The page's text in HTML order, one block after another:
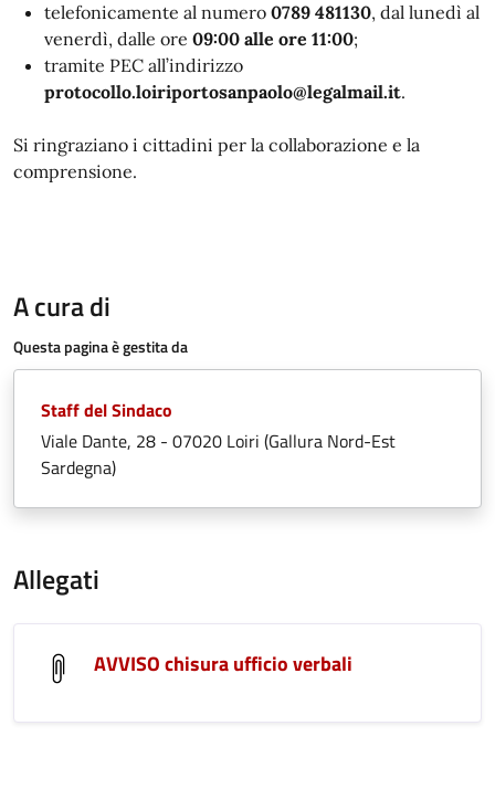
telefonicamente al numero 0789 481130, dal lunedì al
venerdì, dalle ore 09:00 alle ore 11:00;
tramite PEC all’indirizzo
protocollo.loiriportosanpaolo@legalmail.it.
Si ringraziano i cittadini per la collaborazione e la
comprensione.
A cura di
Questa pagina è gestita da
Staff del Sindaco
Viale Dante, 28 - 07020 Loiri (Gallura Nord-Est
Sardegna)
Allegati
AVVISO chisura ufficio verbali